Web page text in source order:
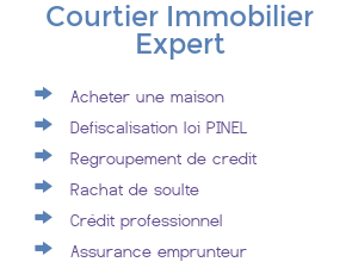
Courtier Immobilier
Expert
Acheter une maison
Defiscalisation loi PINEL
Regroupement de credit
Rachat de soulte
Crédit professionnel
Assurance emprunteur